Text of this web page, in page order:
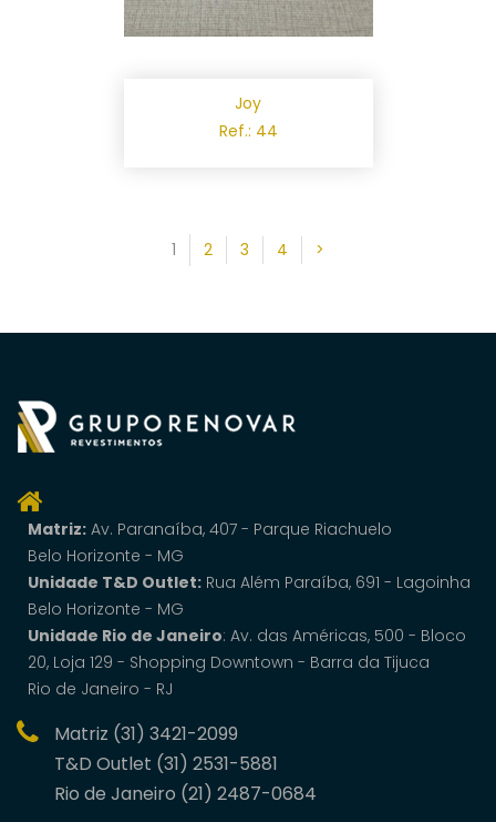
Joy
Ref.: 44
1 2 3 4 >
Matriz: Av. Paranaí­ba, 407 - Parque Riachuelo
Belo Horizonte - MG
Unidade T&D Outlet: Rua Além Paraíba, 691 - Lagoinha
Belo Horizonte - MG
Unidade Rio de Janeiro: Av. das Américas, 500 - Bloco
20, Loja 129 - Shopping Downtown - Barra da Tijuca
Rio de Janeiro - RJ
Matriz (31) 3421-2099
T&D Outlet (31) 2531-5881
Rio de Janeiro (21) 2487-0684